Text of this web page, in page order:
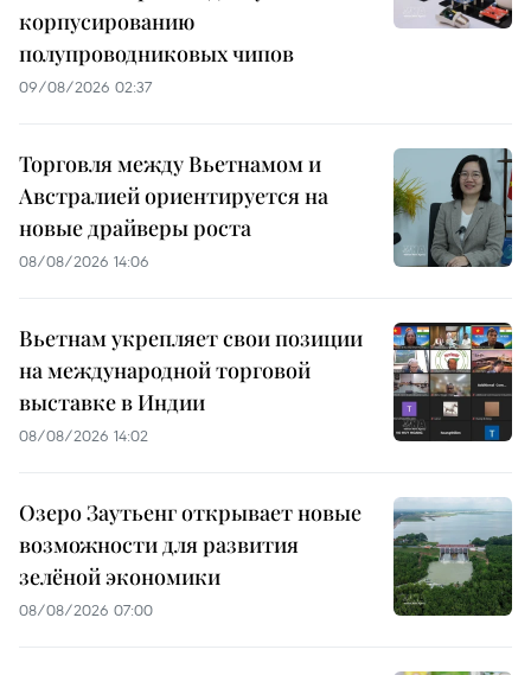
корпусированию
полупроводниковых чипов
09/08/2026 02:37
Торговля между Вьетнамом и
Австралией ориентируется на
новые драйверы роста
08/08/2026 14:06
Вьетнам укрепляет свои позиции
на международной торговой
выставке в Индии
08/08/2026 14:02
Озеро Заутьенг открывает новые
возможности для развития
зелёной экономики
08/08/2026 07:00